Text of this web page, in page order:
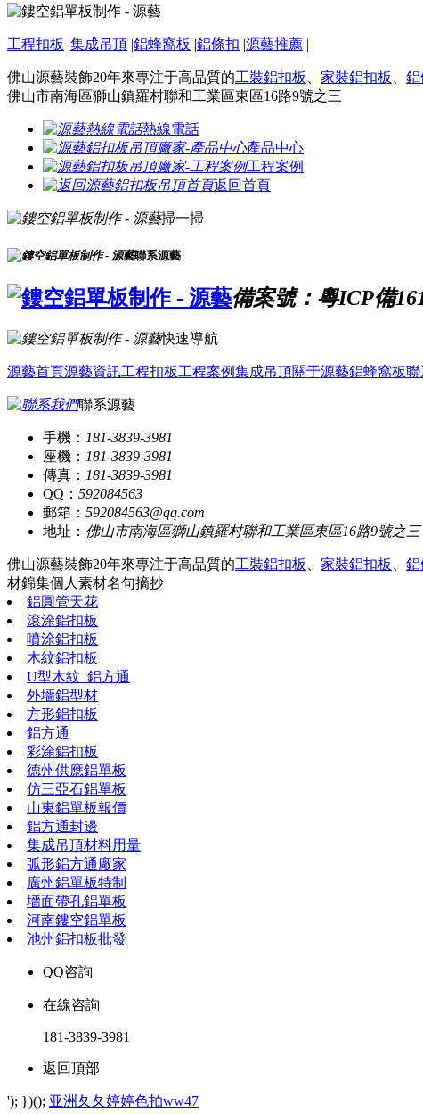
工程扣板 |集成吊頂 |鋁蜂窩板 |鋁條扣 |源藝推薦 |
佛山源藝裝飾20年來專注于高品質的工裝鋁扣板 家裝鋁扣板 鋁
佛山市南海區獅山鎮羅村聯和工業區東區16路9號之三
熱線電話
產品中心
工程案例
返回首頁
掃一掃
聯系源藝
備案號：粵ICP備
快速導航
源藝首頁源藝資訊工程扣板工程案例集成吊頂關于源藝鋁蜂窩板聯
聯系源藝
手機： 181-3839-3981
座機： 181-3839-3981
傳真： 181-3839-3981
QQ： 592084563
郵箱： 592084563@qq.com
地址： 佛山市南海區獅山鎮羅村聯和工業區東區16路9號之三
佛山源藝裝飾20年來專注于高品質的工裝鋁扣板 家裝鋁扣板 鋁
材錦集個人素材名句摘抄
鋁圓管天花
滾涂鋁扣板
噴涂鋁扣板
木紋鋁扣板
U型木紋_鋁方通
外墻鋁型材
方形鋁扣板
鋁方通
彩涂鋁扣板
德州供應鋁單板
仿三亞石鋁單板
山東鋁單板報價
鋁方通封邊
集成吊頂材料用量
弧形鋁方通廠家
廣州鋁單板特制
墻面帶孔鋁單板
河南鏤空鋁單板
池州鋁扣板批發
QQ咨詢
在線咨詢
181-3839-3981
返回頂部
'); })(); 亚洲夂夂婷婷色拍ww47